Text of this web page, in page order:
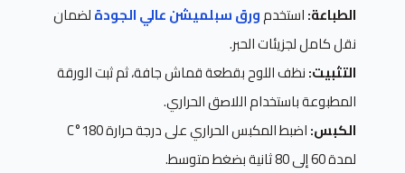
الطباعة:استخدمورق سبلميشن عالي الجودةلضمان
نقل كامل لجزيئات الحبر.
التثبيت:نظف اللوح بقطعة قماش جافة، ثم ثبت الورقة
المطبوعة باستخدام اللاصق الحراري.
الكبس:
اضبط المكبس الحراري على درجة حرارة 180°C
لمدة 60 إلى 80 ثانية بضغط متوسط.